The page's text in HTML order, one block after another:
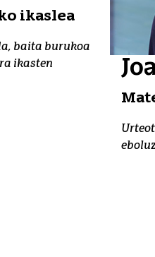
ikaslea
baita burukoa
ikasten